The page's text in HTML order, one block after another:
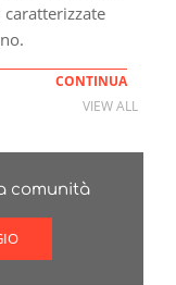
CONTINUA
VIEW ALL
comunità